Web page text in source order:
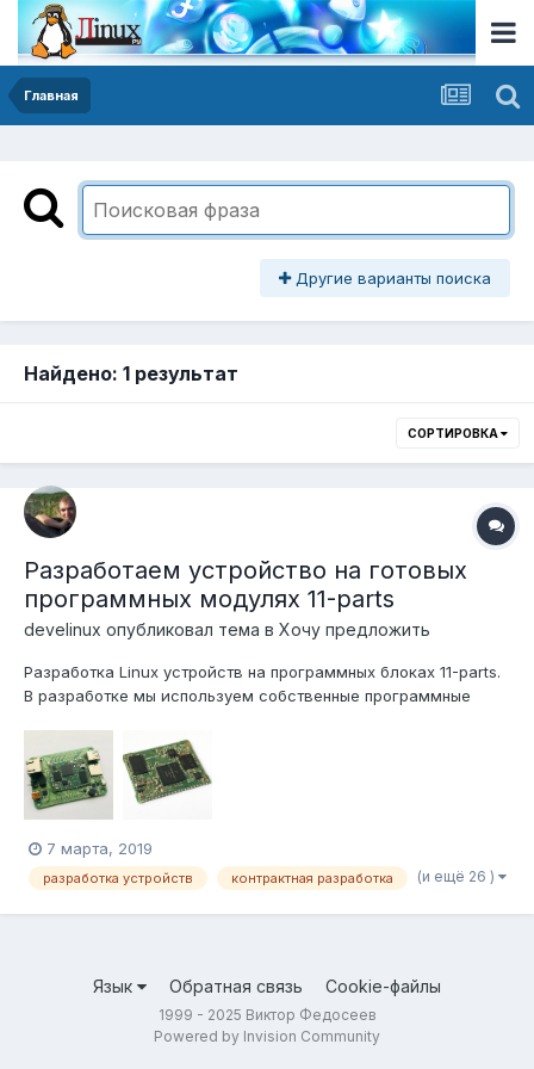
Главная
Другие варианты поиска
Найдено: 1 результат
СОРТИРОВКА
Разработаем устройство на готовых
программных модулях 11-parts
develinux опубликовал тема в Хочу предложить
Разработка Linux устройств на программных блоках 11-parts.
В разработке мы используем собственные программные
гарантию, низкую цену и малый срок. Платформу можно
сравнить с конструктором сайтов, только конструктор
сайтов для сайтов,...
7 марта, 2019
разработка устройств контрактная разработка (и ещё 26 )
Язык Обратная связь Cookie-файлы
1999 - 2025 Виктор Федосеев
Powered by Invision Community